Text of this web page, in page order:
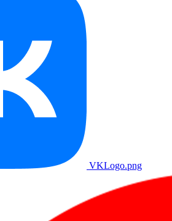
VKLogo.png